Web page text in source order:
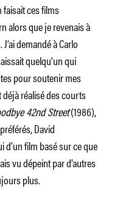
ces films
alors que je revenais à
demandé à Carlo
quelqu’un qui
pour soutenir mes
déjà réalisé des courts
42nd Street(1986),
David
d’un film basé sur ce que
vu dépeint par d’autres
plus.